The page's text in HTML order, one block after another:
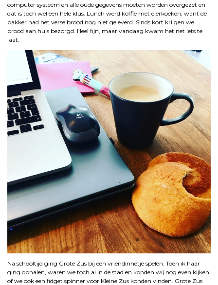
computer systeem en alle oude gegevens moeten worden overgezet en
dat is toch wel een hele klus. Lunch werd koffie met eierkoeken, want de
bakker had het verse brood nog niet geleverd. Sinds kort krijgen we
brood aan huis bezorgd. Heel fijn, maar vandaag kwam het net iets te
laat.
Na schooltijd ging Grote Zus bij een vriendinnetje spelen. Toen ik haar
ging ophalen, waren we toch al in de stad en konden wij nog even kijken
of we ook een fidget spinner voor Kleine Zus konden vinden. Grote Zus